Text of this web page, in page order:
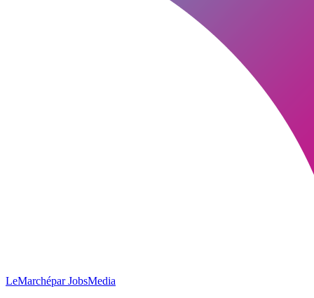
LeMarchépar JobsMedia